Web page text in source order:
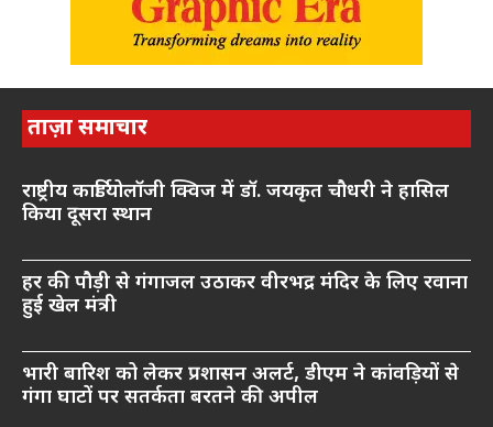
ताज़ा समाचार
राष्ट्रीय कार्डियोलॉजी क्विज में डॉ. जयकृत चौधरी ने हासिल
किया दूसरा स्थान
हर की पौड़ी से गंगाजल उठाकर वीरभद्र मंदिर के लिए रवाना
हुई खेल मंत्री
भारी बारिश को लेकर प्रशासन अलर्ट, डीएम ने कांवड़ियों से
गंगा घाटों पर सतर्कता बरतने की अपील